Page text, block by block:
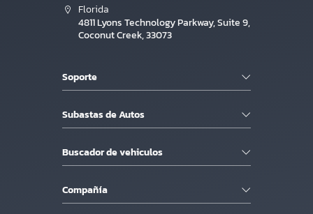
Florida
4811 Lyons Technology Parkway, Suite 9,
Coconut Creek, 33073
Soporte
Subastas de Autos
Buscador de vehiculos
Compañía